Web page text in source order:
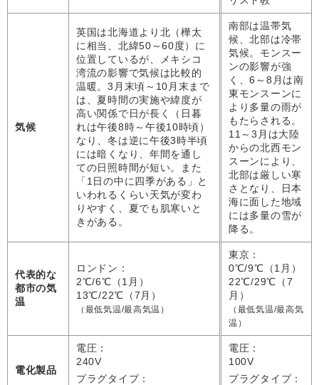
気候
英国は北海道より北（樺太
に相当、北緯50～60度）に
位置しているが、メキシコ
湾流の影響で気候は比較的
温暖。3月末頃～10月末まで
は、夏時間の実施や緯度が
高い関係で日が長く（日暮
れは午後8時～午後10時頃）
なり、冬は逆に午後3時半頃
には暗くなり、年間を通し
ての日照時間が短い。また
「1日の中に四季がある」と
いわれるくらい天気が変わ
りやすく、夏でも肌寒いと
きがある。
南部は温帯気
候、北部は冷帯
気候。モンスー
ンの影響が強
く、6～8月は南
東モンスーンに
より多量の雨が
もたらされる。
11～3月は大陸
からの北西モン
スーンにより、
北部は厳しい寒
さとなり、日本
海に面した地域
には多量の雪が
降る。
代表的な
都市の気
温
ロンドン：
2℃/6℃（1月）
13℃/22℃（7月）
（最低気温/最高気温）
東京：
0℃/9℃（1月）
22℃/29℃（7
月）
（最低気温/最高気
温）
電化製品
電圧：
240V
プラグタイプ：
電圧：
100V
プラグタイプ：